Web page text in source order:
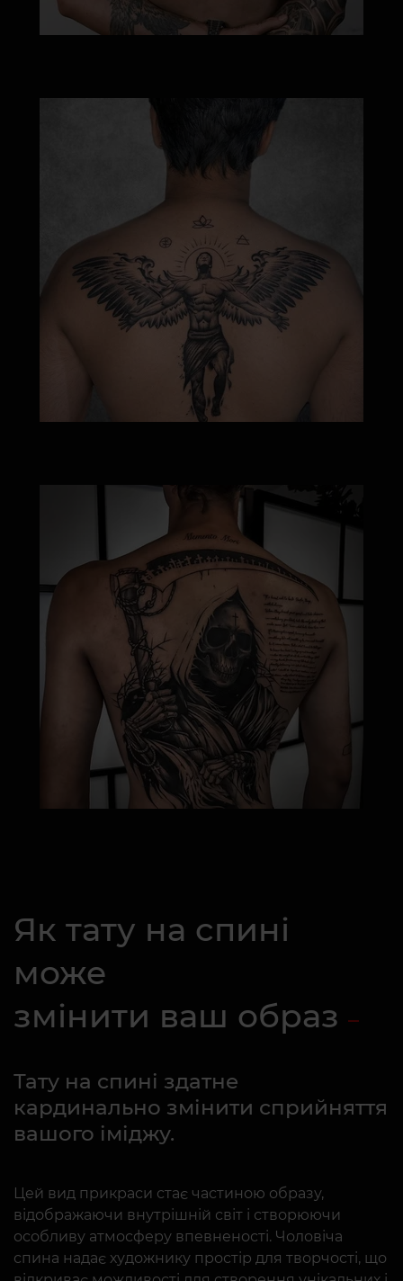
Як тату на спині
може
змінити ваш образ
Тату на спині здатне
кардинально змінити сприйняття
вашого іміджу.
Цей вид прикраси стає частиною образу,
відображаючи внутрішній світ і створюючи
особливу атмосферу впевненості. Чоловіча
спина надає художнику простір для творчості, що